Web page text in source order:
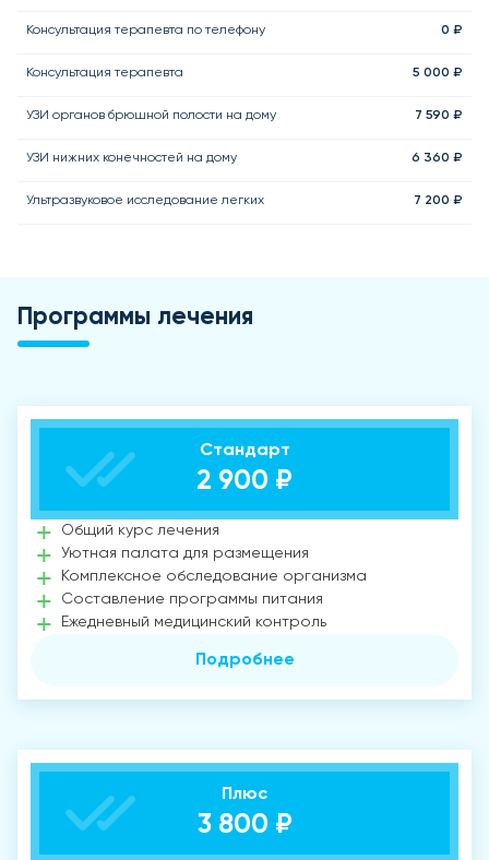
Консультация терапевта по телефону 0 ₽
Консультация терапевта 5 000 ₽
УЗИ органов брюшной полости на дому 7 590 ₽
УЗИ нижних конечностей на дому 6 360 ₽
Ультразвуковое исследование легких 7 200 ₽
Программы лечения
Стандарт
2 900 ₽
Общий курс лечения
Уютная палата для размещения
Комплексное обследование организма
Составление программы питания
Ежедневный медицинский контроль
Подробнее
Плюс
3 800 ₽